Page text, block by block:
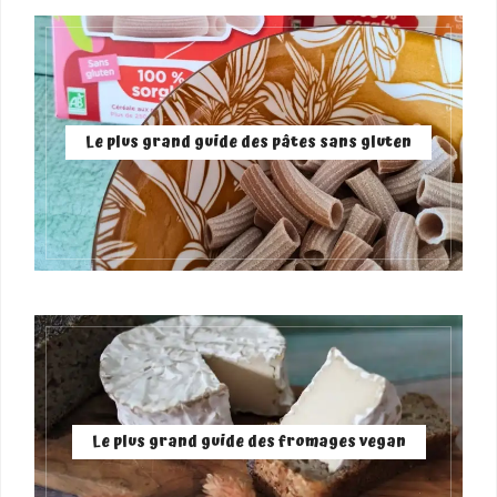
Le plus grand guide des pâtes sans gluten
Le plus grand guide des fromages vegan